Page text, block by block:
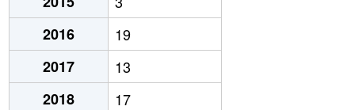
2016
19
2017
13
2018
17